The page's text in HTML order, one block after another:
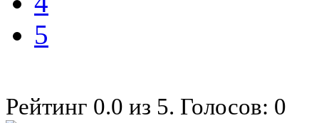
5
Рейтинг 0.0 из 5. Голосов: 0